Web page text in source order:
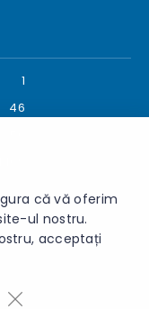
1
46
- Toate drepturile
că vă oferim
ul nostru.
acceptați